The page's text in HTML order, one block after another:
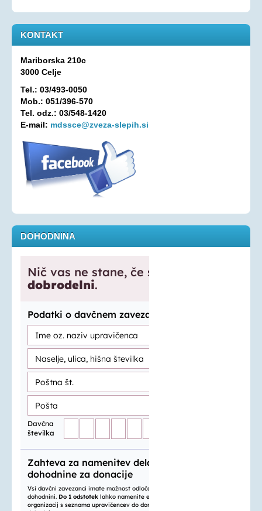
KONTAKT
Mariborska 210c
3000 Celje
Tel.: 03/493-0050
Mob.: 051/396-570
Tel. odz.: 03/548-1420
E-mail: mdssce@zveza-slepih.si
DOHODNINA